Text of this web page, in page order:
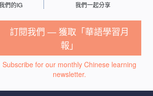
們的IG
我們一起分享
訂閱我們 — 獲取「華語學習月
報」
Subscribe for our monthly Chinese learning
newsletter.